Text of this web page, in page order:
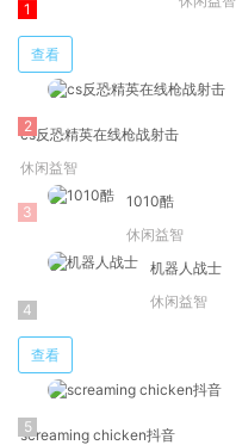
查看
cs反恐精英在线枪战射击
休闲益智
1010酷
休闲益智
机器人战士
休闲益智
查看
screaming chicken抖音